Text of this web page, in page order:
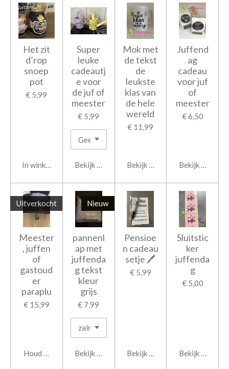
Het zit
d’rop
snoep
pot
€ 5,99
In winkelwagen
Super
leuke
cadeautj
e voor
de juf of
meester
€ 5,99
Bekijk details
Mok met
de tekst
de
leukste
klas van
de hele
wereld
€ 11,99
Bekijk details
Juffend
ag
cadeau
voor juf
of
meester
€ 6,50
Bekijk details
Uitverkocht
Meester
, juffen
of
gastoud
er
paraplu
€ 15,99
Houd mij op de hoogte
Nieuw
pannenl
ap met
juffenda
g tekst
kleur
grijs
€ 7,99
Bekijk details
Pensioe
n cadeau
setje 🖊
€ 5,99
Bekijk details
Sluitstic
ker
juffenda
g
€ 5,00
Bekijk details